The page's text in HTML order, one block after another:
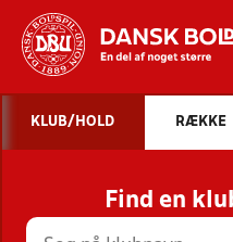
STILLINGER,
KLUB/HOLD RÆKKE
Find en